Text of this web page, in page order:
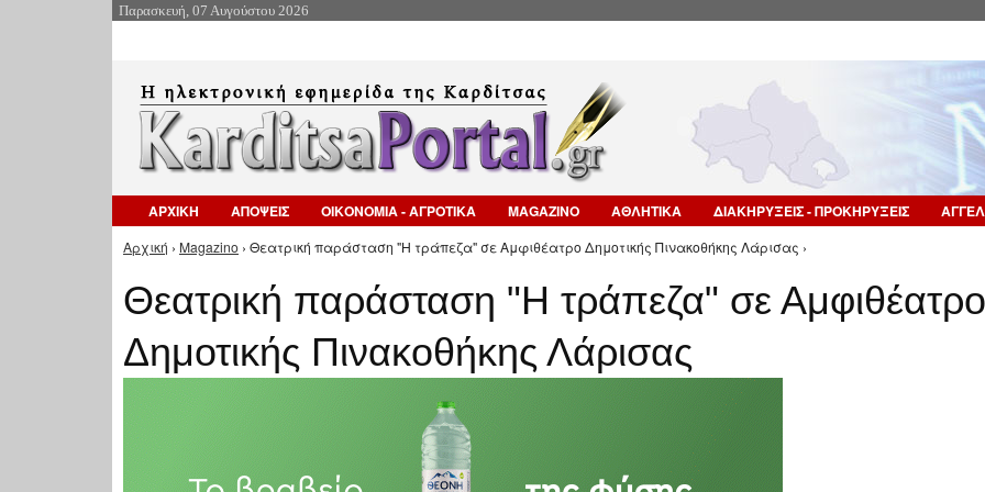
Παρασκευή, 07 Αυγούστου 2026
ΑΡΧΙΚΗ ΑΠΟΨΕΙΣ ΟΙΚΟΝΟΜΙΑ - ΑΓΡΟΤΙΚΑ MAGAZINO ΑΘΛΗΤΙΚΑ ΔΙΑΚΗΡΥΞΕΙΣ - ΠΡΟΚΗΡΥΞΕΙΣ
Είστε εδώ
Αρχική › Magazino › Θεατρική παράσταση "Η τράπεζα" σε Αμφιθέατρο Δημοτικής Πινακοθήκης Λάρισας ›
Θεατρική παράσταση "Η τράπεζα" σε Αμφιθέατρο
Δημοτικής Πινακοθήκης Λάρισας